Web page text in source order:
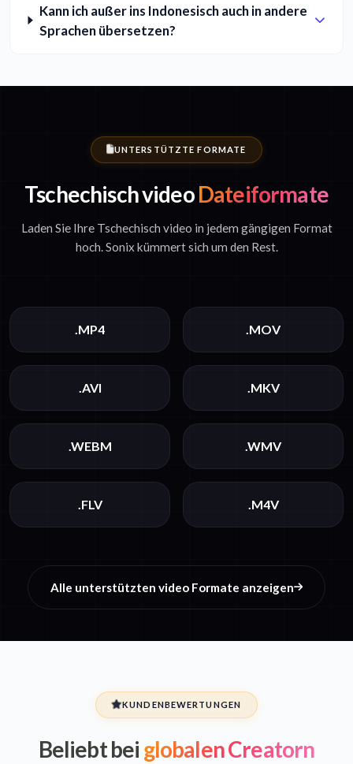
Kann ich außer ins Indonesisch auch in andere
Sprachen übersetzen?
UNTERSTÜTZTE FORMATE
Tschechisch videoDateiformate
Laden Sie Ihre Tschechisch video in jedem gängigen Format
hoch. Sonix kümmert sich um den Rest.
.MP4 .MOV
.AVI .MKV
.WEBM .WMV
.FLV .M4V
Alle unterstützten video Formate anzeigen
KUNDENBEWERTUNGEN
Beliebt bei globalen Creatorn